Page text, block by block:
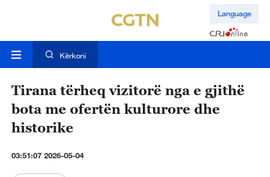
Language
Kërkoni
Tirana tërheq vizitorë nga e gjithë
bota me ofertën kulturore dhe
historike
03:51:07 2026-05-04